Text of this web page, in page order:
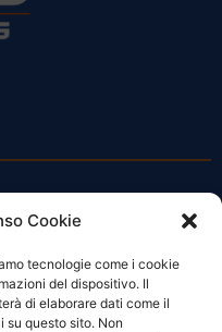
Cookie
tecnologie come i cookie
del dispositivo. Il
di elaborare dati come il
su questo sito. Non